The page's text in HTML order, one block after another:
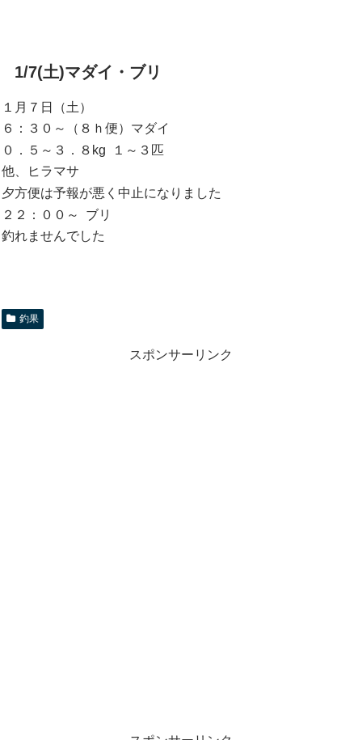
1/7(土)マダイ・ブリ
１月７日（土）
６：３０～（８ｈ便）マダイ
０．５～３．８kg １～３匹
他、ヒラマサ
夕方便は予報が悪く中止になりました
２２：００～ ブリ
釣れませんでした
釣果
スポンサーリンク